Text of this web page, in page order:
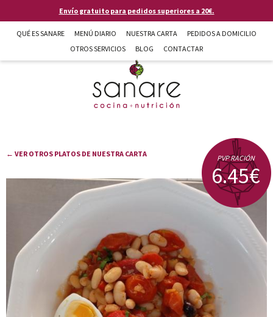
Pasar al contenido principalEnvío gratuito para pedidos superiores a 20€.
QUÉ ES SANARE MENÚ DIARIO NUESTRA CARTA
PEDIDOS A DOMICILIO
OTROS SERVICIOS
BLOG CONTACTAR
Sanare cocina + nutrición en Almería
← VER OTROS PLATOS DE NUESTRA CARTA PVP RACIÓN
6.45€